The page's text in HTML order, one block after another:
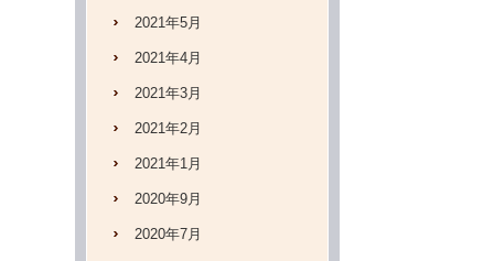
2021年5月
2021年4月
2021年3月
2021年2月
2021年1月
2020年9月
2020年7月